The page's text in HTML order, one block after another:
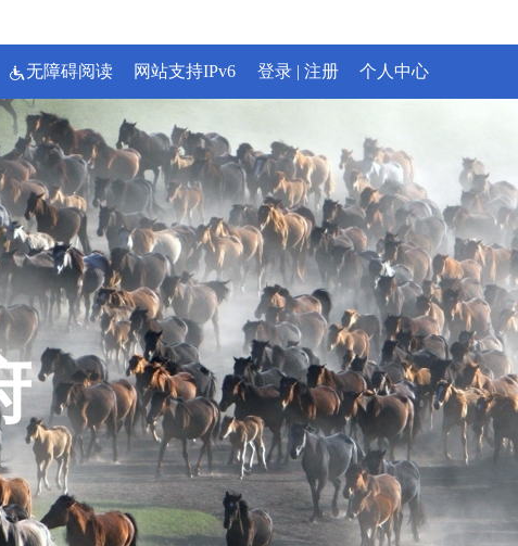
无障碍阅读 网站支持IPv6 登录 | 注册 个人中心